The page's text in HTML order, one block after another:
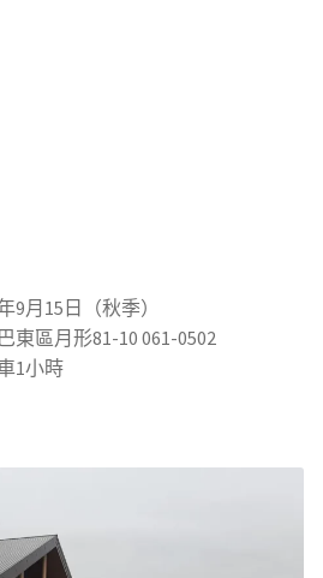
9月15日（秋季）
東區月形81-10 061-0502
1小時